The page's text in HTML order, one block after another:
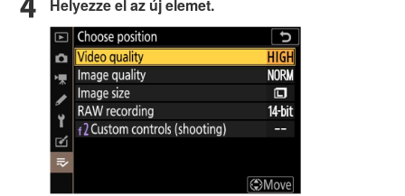
Helyezze el az új elemet.